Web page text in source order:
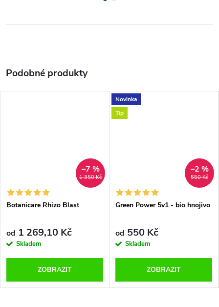
1 350 Kč
–7 %
Botanicare Rhizo Blast
od 1 269,10 Kč
Skladem
ZOBRAZIT
Novinka
Tip
550 Kč
–2 %
Green Power 5v1 - bio hnojivo
od 550 Kč
Skladem
ZOBRAZIT